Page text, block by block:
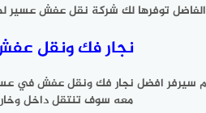
الفاضل توفرها لك شركة نقل عفش
نجار فك ونقل
افضل نجار فك ونقل عفش في
معه سوف تنتقل داخل